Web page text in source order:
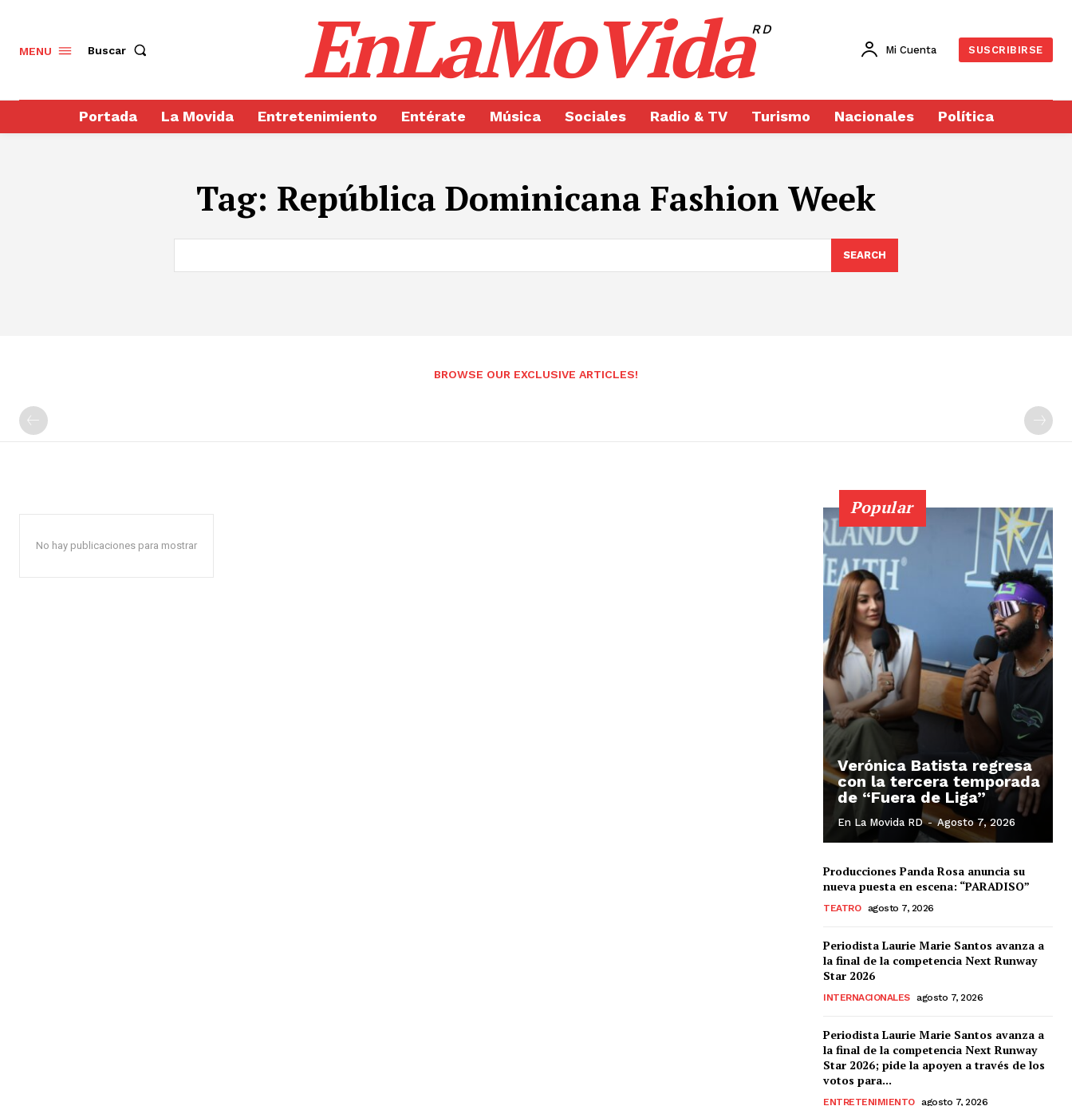
MENU Buscar EnLaMoVidaRD
Mi Cuenta SUSCRIBIRSE
Portada La Movida Entretenimiento Entérate Música Sociales Radio & TV Turismo Nacionales Política
Tag: República Dominicana Fashion Week
SEARCH
BROWSE OUR EXCLUSIVE ARTICLES!
No hay publicaciones para mostrar
Popular
Verónica Batista regresa
con la tercera temporada
de “Fuera de Liga”
En La Movida RD - Agosto 7, 2026
Producciones Panda Rosa anuncia su
nueva puesta en escena: “PARADISO”
TEATRO agosto 7, 2026
Periodista Laurie Marie Santos avanza a
la final de la competencia Next Runway
Star 2026
INTERNACIONALES agosto 7, 2026
Periodista Laurie Marie Santos avanza a
la final de la competencia Next Runway
Star 2026; pide la apoyen a través de los
votos para...
ENTRETENIMIENTO agosto 7, 2026